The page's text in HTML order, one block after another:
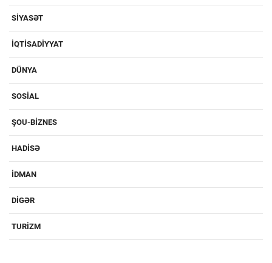
SIYASƏT
IQTISADIYYAT
DÜNYA
SOSIAL
ŞOU-BIZNES
HADISƏ
IDMAN
DIGƏR
TURIZM